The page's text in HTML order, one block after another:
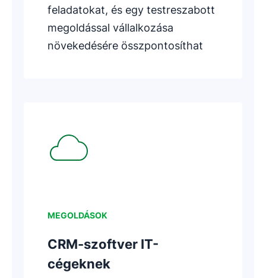
feladatokat, és egy testreszabott
megoldással vállalkozása
növekedésére összpontosíthat
MEGOLDÁSOK
CRM-szoftver IT-
cégeknek